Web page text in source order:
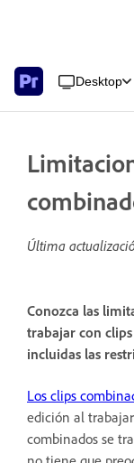
Desktop
Última
Conozca las
trabajar con
incluidas las
Los clips
edición al
combinados se